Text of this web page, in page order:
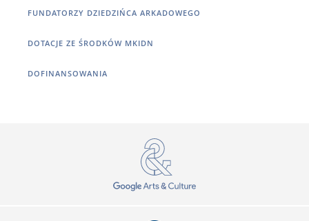
FUNDATORZY DZIEDZIŃCA ARKADOWEGO
DOTACJE ZE ŚRODKÓW MKIDN
DOFINANSOWANIA